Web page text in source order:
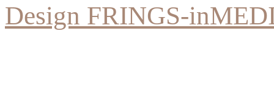
Design FRINGS-